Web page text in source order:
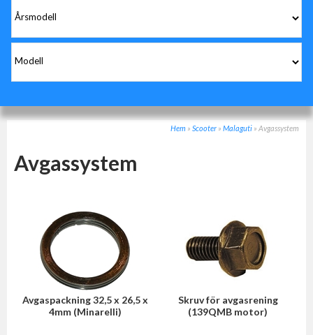
Hem » Scooter » Malaguti » Avgassystem
Avgassystem
Avgaspackning 32,5 x 26,5 x
4mm (Minarelli)
Skruv för avgasrening
(139QMB motor)